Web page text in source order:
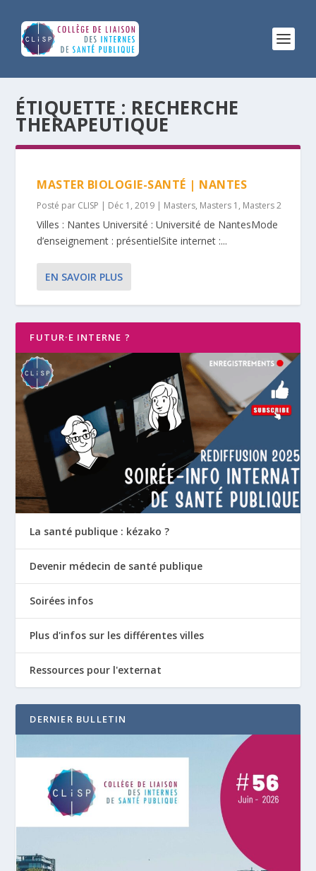
ÉTIQUETTE : RECHERCHE
THERAPEUTIQUE
MASTER BIOLOGIE-SANTÉ | NANTES
Posté par CLISP | Déc 1, 2019 | Masters, Masters 1 , Masters 2
Villes : Nantes Université : Université de NantesMode
d’enseignement : présentielSite internet :...
EN SAVOIR PLUS
FUTUR·E INTERNE ?
La santé publique : kézako ?
Devenir médecin de santé publique
Soirées infos
Plus d'infos sur les différentes villes
Ressources pour l'externat
DERNIER BULLETIN